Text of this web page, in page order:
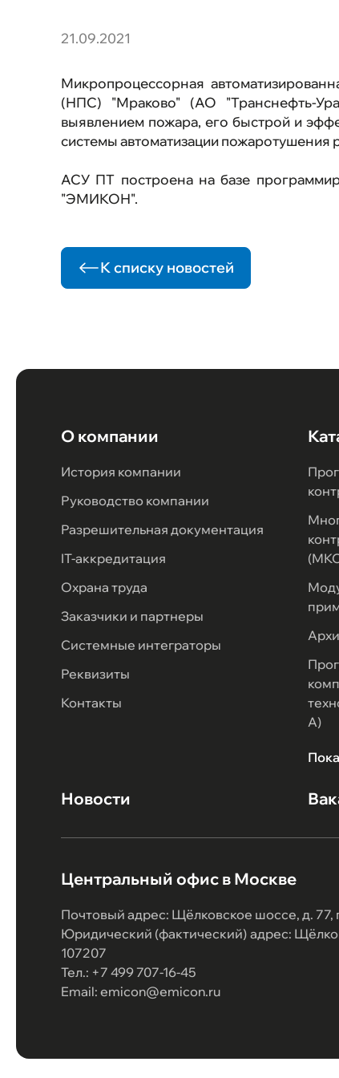
комплекс (ПАК) "ЭВЕРЕСТ"
21.09.2021
Микропроцессорная
(НПС) "Мраково" (АО "Транснефть-
выявлением пожара, его быстрой и
системы автоматизации пожаротушения
АСУ ПТ построена на базе
"ЭМИКОН".
К списку новостей
О компании
История компании
Руководство компании
Разрешительная документация
IT-аккредитация
Охрана труда
Заказчики и партнеры
Системные интеграторы
Реквизиты
Контакты
А)
Новости
Центральный офис в Москве
Почтовый адрес: Щёлковское шоссе, д. 77,
Юридический (фактический) адрес:
107207
Тел.: +7 499 707-16-45
Email: emicon@emicon.ru